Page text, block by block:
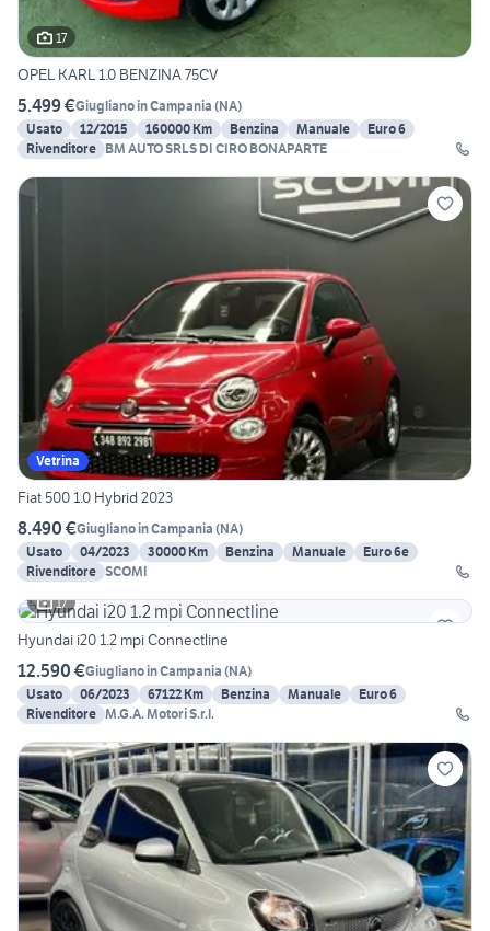
17
OPEL KARL 1.0 BENZINA 75CV
5.499 €Giugliano in Campania (NA)
Usato
12/2015 160000 Km Benzina Manuale
Euro 6
Rivenditore BM AUTO SRLS DI CIRO BONAPARTE
Vetrina
Fiat 500 1.0 Hybrid 2023
8.490 €Giugliano in Campania (NA)
Usato
04/2023 30000 Km Benzina Manuale
Euro 6e
Rivenditore SCOMI
17
Hyundai i20 1.2 mpi Connectline
12.590 €Giugliano in Campania (NA)
Usato
06/2023 67122 Km Benzina Manuale
Euro 6
Rivenditore M.G.A. Motori S.r.l.